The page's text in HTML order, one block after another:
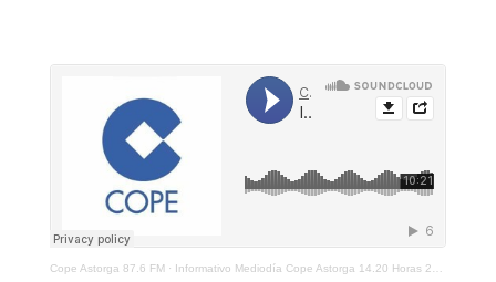
Cope Astorga 87.6 FM· Informativo Mediodía Cope Astorga 14.20 Horas 23 De Marzo 2022